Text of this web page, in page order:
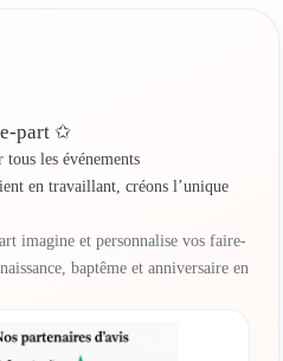
part ✩
tous les événements
en travaillant, créons l’unique
imagine et personnalise vos faire-
baptême et anniversaire en